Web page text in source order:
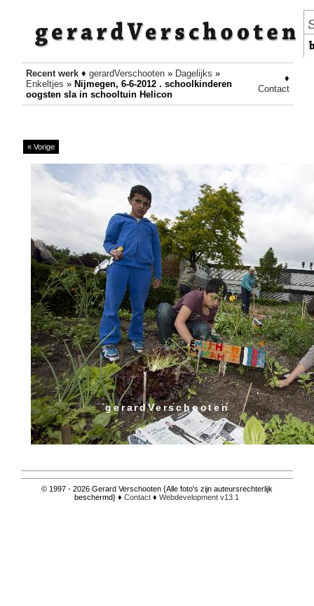
Recent werk♦ gerardVerschooten» Dagelijks »
Enkeltjes » Nijmegen, 6-6-2012 . schoolkinderen
oogsten sla in schooltuin Helicon
♦
Contact
« Vorige
gerardVerschooten
© 1997 - 2026 Gerard Verschooten {Alle foto's zijn auteursrechterlijk
beschermd} ♦Contact ♦Webdevelopment v13.1